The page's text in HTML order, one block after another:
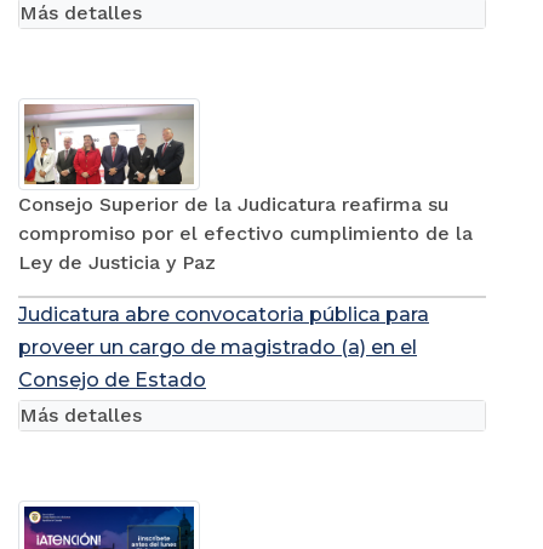
Consejo Superior de la Judicatura reafirma su
compromiso por el efectivo cumplimiento de la
Ley de Justicia y Paz
Más detalles
Judicatura abre convocatoria pública para
proveer un cargo de magistrado (a) en el
Consejo de Estado
Más detalles